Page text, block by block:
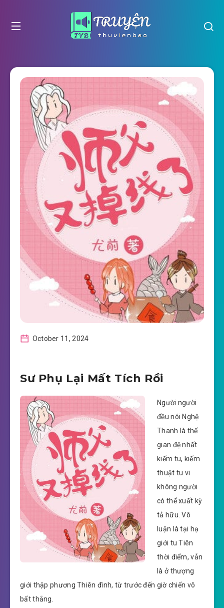
October 11, 2024
Sư Phụ Lại Mất Tích Rồi
Người người
đều nói Nghệ
Thanh là thế
gian đệ nhất
kiếm tu, kiếm
thuật tu vi
không người
có thể xuất kỳ
tả hữu. Vô
luận là tại hạ
giới tu Tiên
thời điểm, vẫn
là ở thượng
giới thập phương Thiên đình, từ trước đến giờ chiến vô
bất thắng.